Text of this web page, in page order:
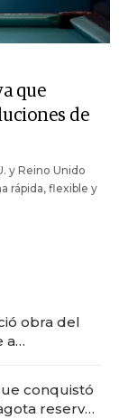
que
de
y Reino Unido
rápida, flexible y
obra del
a
conquistó
reservas